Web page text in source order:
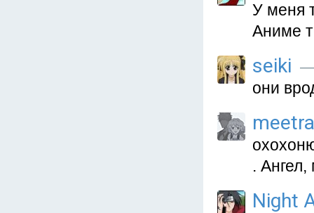
У меня
Аниме
seiki —
они
meetra
.
Night